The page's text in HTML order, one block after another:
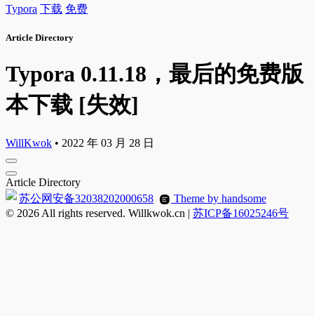
Typora 下载 免费
Article Directory
Typora 0.11.18，最后的免费版
本下载 [失效]
WillKwok • 2022 年 03 月 28 日
Article Directory
苏公网安备32038202000658
Theme by handsome
© 2026 All rights reserved. Willkwok.cn | 苏ICP备16025246号